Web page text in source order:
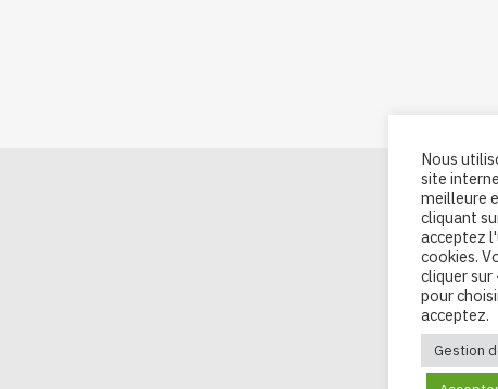
Nous
site
meilleure
cliquant
acceptez
cookies.
cliquer sur
pour
acceptez.
Gestion